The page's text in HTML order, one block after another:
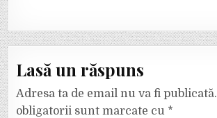
Lasă un răspuns
Adresa ta de email nu va fi publicată.
obligatorii sunt marcate cu *